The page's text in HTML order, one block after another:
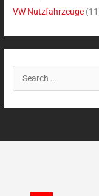
VW Nutzfahrzeuge